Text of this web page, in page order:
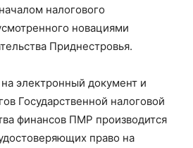
налогового
новациями
Приднестровья.
электронный документ и
Государственной налоговой
финансов ПМР производится
право на